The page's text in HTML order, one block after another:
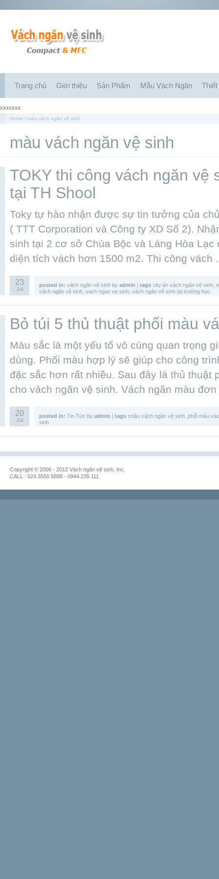
Trang chủ Giới thiệu Sản Phẩm Mẫu Vách Ngăn
xxxxxxx
Home \ màu vách ngăn vệ sinh
màu vách ngăn vệ sinh
TOKY thi công vách ngăn vệ
tại TH Shool
Toky tự hào nhận được sự tin tưởng của
( TTT Corporation và Công ty XD Số 2).
sinh tại 2 cơ sở Chùa Bộc và Láng Hòa Lạc
diện tích vách hơn 1500 m2. Thi công vách
23
Jul
posted in: vách ngăn vệ sinh by admin | tags :dự án vách ngăn vệ sinh
vách ngăn vệ sinh vach ngan ve sinh vách ngăn vê sinh tại trường học
Bỏ túi 5 thủ thuật phối màu
Màu sắc là một yếu tố vô cùng quan trọng
dùng. Phối màu hợp lý sẽ giúp cho công
đặc sắc hơn rất nhiều. Sau đây là thủ thuật
cho vách ngăn vệ sinh. Vách ngăn màu
20
Jul
posted in: Tin Tức by admin | tags :màu vách ngăn vệ sinh phối màu
sinh
Copyright © 2006 - 2012 Vách ngăn vệ sinh, Inc.
CALL : 024.3550 5888 - 0944 235 111